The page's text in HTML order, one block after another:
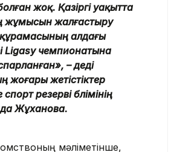
жоқ. Қазіргі уақытта
жұмысын жалғастыру
алдағы
Ligasy чемпионатына
– деді
жоғары жетістіктер
резерві бөлімінің
Жұханова.
мәліметінше,